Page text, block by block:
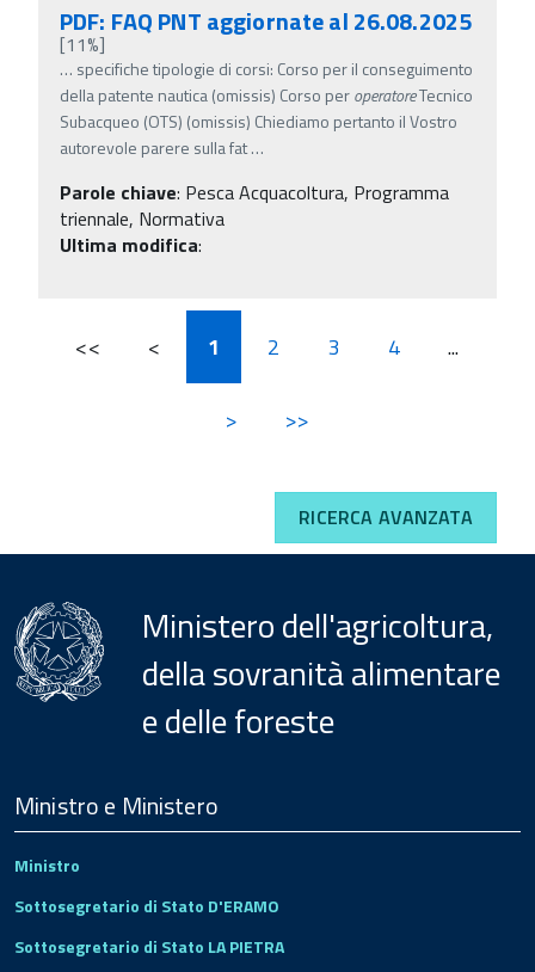
PDF: FAQ PNT aggiornate al 26.08.2025
[11%]
… specifiche tipologie di corsi: Corso per il conseguimento
della patente nautica (omissis) Corso peroperatoreTecnico
Subacqueo (OTS) (omissis) Chiediamo pertanto il Vostro
autorevole parere sulla fat…
Parole chiave: Pesca Acquacoltura, Programma
triennale, Normativa
Ultima modifica:
<< < 1 2 3 4 ...
> >>
RICERCA AVANZATA
Ministero dell'agricoltura,
della sovranità alimentare
e delle foreste
Footer
Ministro e Ministero
Ministro
Sottosegretario di Stato D'ERAMO
Sottosegretario di Stato LA PIETRA